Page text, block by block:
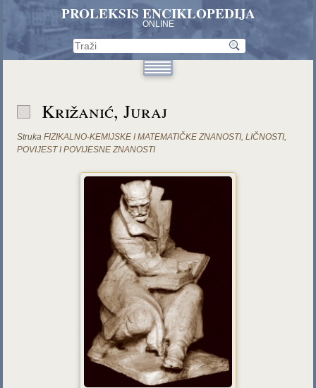
PROLEKSIS ENCIKLOPEDIJA
ONLINE
Križanić, Juraj
Struka FIZIKALNO-KEMIJSKE I MATEMATIČKE ZNANOSTI,LIČNOSTI,
POVIJEST I POVIJESNE ZNANOSTI